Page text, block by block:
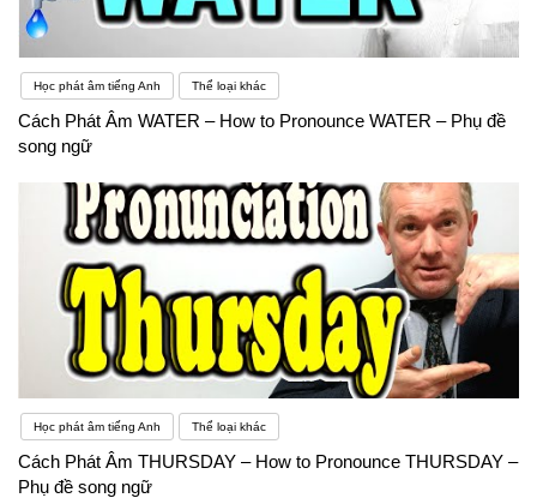
ở những lĩnh vực, khu vực có điều kiện
Học phát âm tiếng Anh Thể loại khác
Cách Phát Âm WATER – How to Pronounce WATER – Phụ đề
song ngữ
Học phát âm tiếng Anh Thể loại khác
Cách Phát Âm THURSDAY – How to Pronounce THURSDAY –
Phụ đề song ngữ